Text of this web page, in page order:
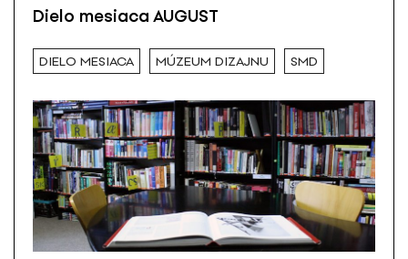
Dielo mesiaca AUGUST
DIELO MESIACA MÚZEUM DIZAJNU SMD